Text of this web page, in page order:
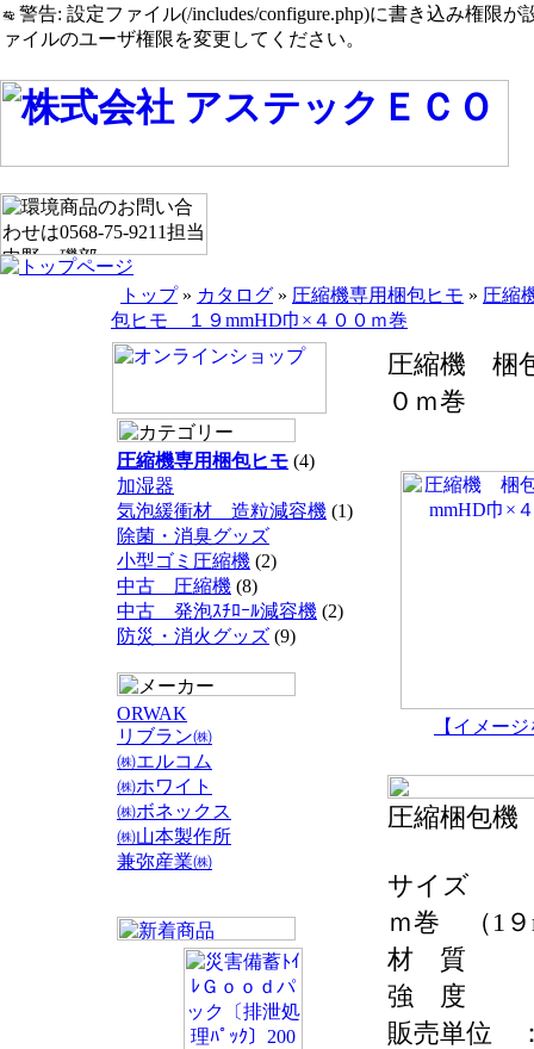
警告: 設定ファイル(/includes/configure.php)に書き込み権限が
ァイルのユーザ権限を変更してください。
トップ» カタログ » 圧縮機専用梱包ヒモ » 圧縮
包ヒモ １９mmHD巾×４００ｍ巻
圧縮機専用梱包ヒモ (4)
加湿器
気泡緩衝材 造粒減容機 (1)
除菌・消臭グッズ
小型ゴミ圧縮機 (2)
中古 圧縮機 (8)
中古 発泡ｽﾁﾛｰﾙ減容機 (2)
防災・消火グッズ (9)
ORWAK
リブラン㈱
㈱エルコム
㈱ホワイト
㈱ボネックス
㈱山本製作所
兼弥産業㈱
圧縮機 梱
０ｍ巻
【イメー
圧縮梱包
サイズ ：
ｍ巻 （1９
材 質
強 度 ：
販売単位